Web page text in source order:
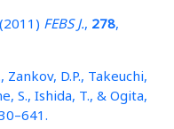
FEBS J., 278,
D.P., Takeuchi,
S., Ishida, T., & Ogita,